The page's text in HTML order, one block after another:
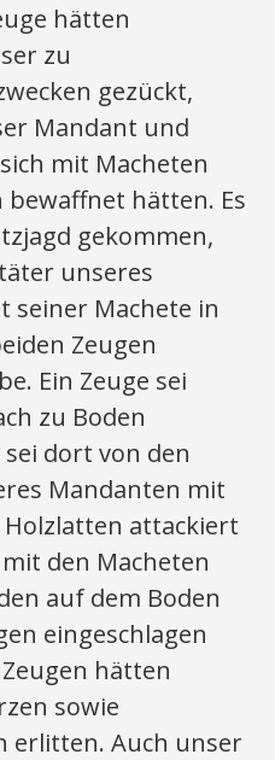
hätten
zu
gezückt,
Mandant und
mit Macheten
hätten. Es
gekommen,
unseres
seiner Machete in
Zeugen
Ein Zeuge sei
zu Boden
dort von den
Mandanten mit
attackiert
den Macheten
auf dem Boden
eingeschlagen
hätten
sowie
erlitten. Auch unser